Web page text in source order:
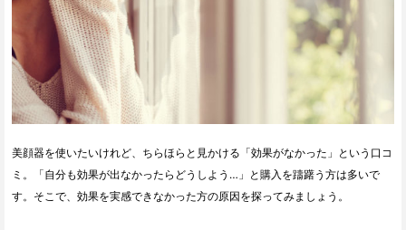
美顔器を使いたいけれど、ちらほらと見かける「効果がなかった」という口コ
ミ。「自分も効果が出なかったらどうしよう…」と購入を躊躇う方は多いで
す。そこで、効果を実感できなかった方の原因を探ってみましょう。